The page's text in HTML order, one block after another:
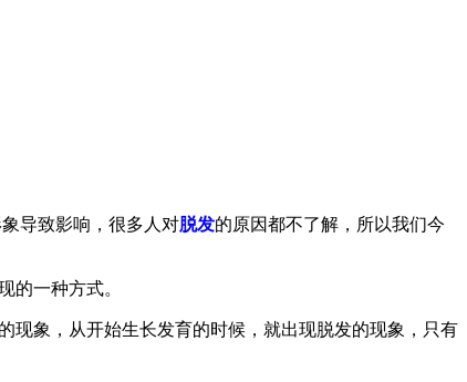
导致影响，很多人对脱发的原因都不了解，所以我们今
一种方式。
象，从开始生长发育的时候，就出现脱发的现象，只有